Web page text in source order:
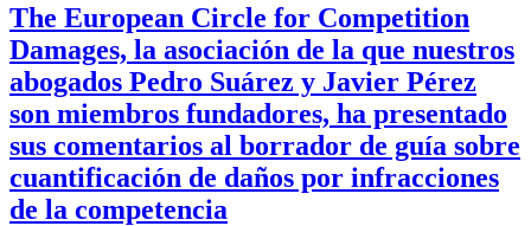
The European Circle for Competition
Damages, la asociación de la que nuestros
abogados Pedro Suárez y Javier Pérez
son miembros fundadores, ha presentado
sus comentarios al borrador de guía sobre
cuantificación de daños por infracciones
de la competencia